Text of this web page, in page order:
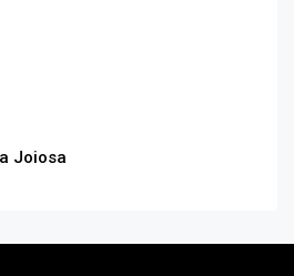
Joiosa